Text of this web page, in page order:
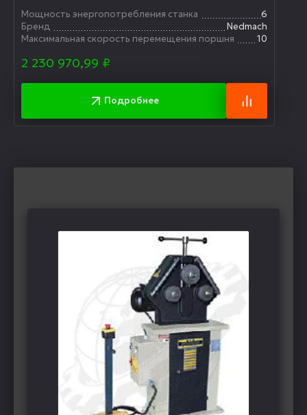
Мощность энергопотребления станка
6
Бренд
Nedmach
Максимальная скорость перемещения поршня
10
2 230 970,99 ₽
Подробнее